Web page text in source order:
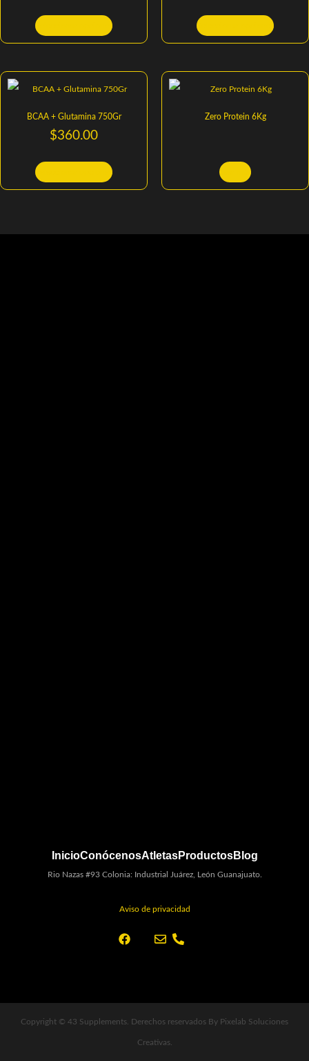
Seleccionar opciones Seleccionar opciones
BCAA + Glutamina 750Gr
$360.00
Seleccionar opciones
Zero Protein 6Kg
Leer más
InicioConócenosAtletasProductosBlog
Rio Nazas #93 Colonia: Industrial Juárez, León Guanajuato.
Aviso de privacidad
Copyright © 43 Supplements. Derechos reservados By Pixelab Soluciones
Creativas.